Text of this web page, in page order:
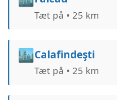
Tæt på • 25 km
🏙️Calafindeşti
Tæt på • 25 km